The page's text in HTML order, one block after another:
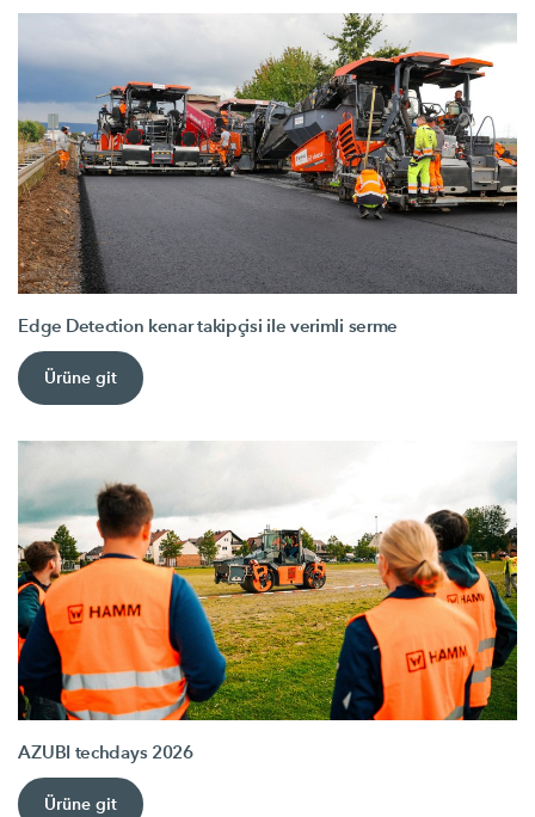
Edge Detection kenar takipçisi ile verimli serme
Ürüne git
AZUBI techdays 2026
Ürüne git